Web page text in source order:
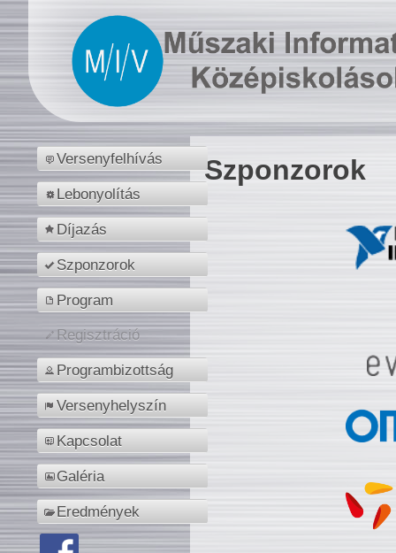
Versenyfelhívás
Lebonyolítás
Díjazás
Szponzorok
Program
Regisztráció
Programbizottság
Versenyhelyszín
Kapcsolat
Galéria
Eredmények
Szponzorok